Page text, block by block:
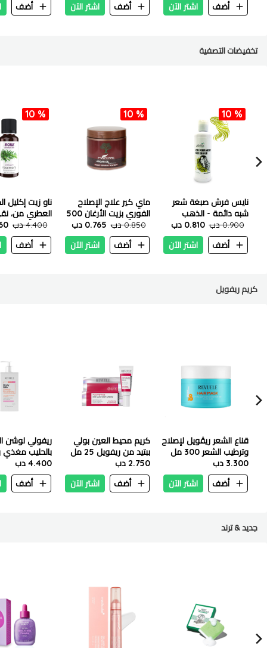
أضف
اشتر الآن
أضف
اشتر الآن
أضف
تخفيضات التصفية
10 %
نايس فرش صبغة شعر
شبه دائمة - الذهب
الاصفر 200 مل
0.900 دب
0.810 دب
أضف
اشتر الآن
10 %
ماي كير علاج الإصلاح
الفوري بزيت الأرغان 500
مل
0.850 دب
0.765 دب
أضف
اشتر الآن
10 %
ناو زيت إكليل
- 30 مل4.400 دب
أضف
كريم ريفويل
قناع الشعر ريڤويل لإصلاح
وترطيب الشعر 300 مل
3.300 دب
أضف
اشتر الآن
كريم محيط العين بولي
ببتيد من ريفويل 25 مل
2.750 دب
أضف
اشتر الآن
ريفولي لوشن
بالحليب
٢٥٠ مل
4.400 دب
أضف
جديد & ترند